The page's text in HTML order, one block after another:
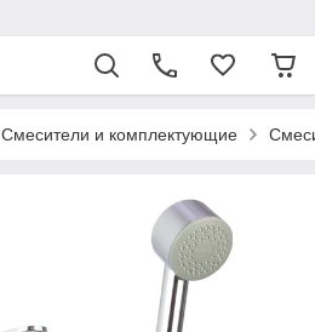
Смесители и комплектующие